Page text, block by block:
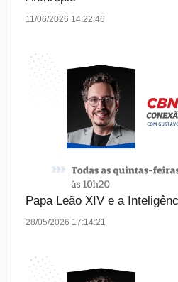
11/06/2026 14:22:46
Papa Leão XIV e a
28/05/2026 17:14:21